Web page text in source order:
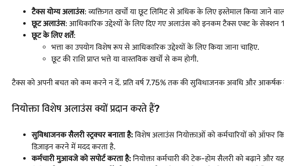
टैक्स योग्य अलाउंस: व्यक्तिगत खर्चों या छूट लिमिट से अधिक के लिए इस्तेमाल किया जाने
छूट अलाउंस: आधिकारिक उद्देश्यों के लिए दिए गए अलाउंस को इनकम टैक्स एक्ट के
छूट के लिए शर्तें:
भत्ता का उपयोग विशेष रूप से आधिकारिक उद्देश्यों के लिए किया जाना चाहिए.
छूट की राशि प्राप्त भत्ते या वास्तविक खर्चों से कम होगी.
टैक्स को अपनी बचत को कम करने न दें. प्रति वर्ष 7.75% तक की सुविधाजनक अवधि और आकर्षक
नियोक्ता विशेष अलाउंस क्यों प्रदान करते हैं?
सुविधाजनक सैलरी स्ट्रक्चर बनाता है:विशेष अलाउंस नियोक्ताओं को कर्मचारियों को
डिज़ाइन करने में मदद करता है.
कर्मचारी मुआवजे को सपोर्ट करता है:नियोक्ता कर्मचारी की टेक-होम सैलरी को बढ़ाने और